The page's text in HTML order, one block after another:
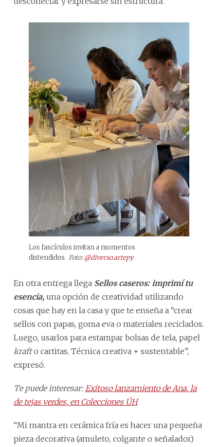
Los fascículos invitan a momentos
distendidos. Foto:@diverso.artepy
En otra entrega llega Sellos caseros: imprimí tu
esencia, una opción de creatividad utilizando
cosas que hay en la casa y que te enseña a “crear
sellos con papas, goma eva o materiales reciclados.
Luego, usarlos para estampar bolsas de tela, papel
krafto cartitas. Técnica creativa + sustentable”,
expresó.
Te puede interesar:Exitoso lanzamiento de Ana, la
de tejas verdes, en Colecciones ÚH
“Mi mantra en cerámica fría es hacer una pequeña
pieza decorativa (amuleto, colgante o señalador)